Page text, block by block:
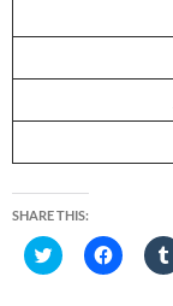
SHARE THIS:
C
l
C
l